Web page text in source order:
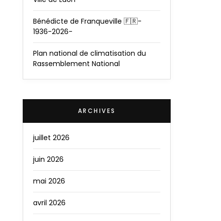
Bénédicte de Franqueville 🇫🇷-
1936-2026-
Plan national de climatisation du
Rassemblement National
ARCHIVES
juillet 2026
juin 2026
mai 2026
avril 2026